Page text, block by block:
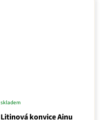
Litinová konvice Ainu
skladem